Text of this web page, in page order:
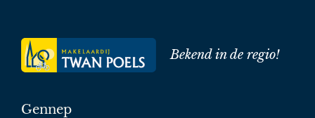
Bekend in de regio!
Gennep